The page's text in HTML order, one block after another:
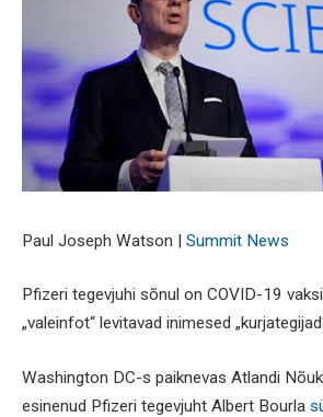
Paul Joseph Watson | Summit News
Pfizeri tegevjuhi sõnul on COVID-19
„valeinfot“ levitavad inimesed
Washington DC-s paiknevas Atlandi
esinenud Pfizeri tegevjuht Albert Bourla